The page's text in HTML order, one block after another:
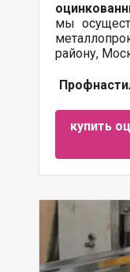
мы
району,
купить